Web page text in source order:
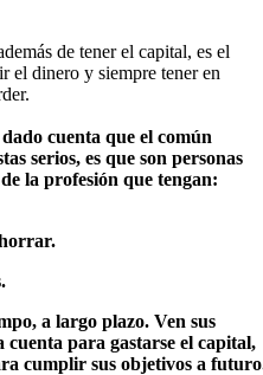
de tener el capital, es el
el dinero y siempre tener en
cuenta que el común
serios, es que son personas
la profesión que tengan:
a largo plazo. Ven sus
cuenta para gastarse el capital,
cumplir sus objetivos a